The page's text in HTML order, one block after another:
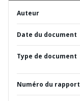
Auteur
Date du document
Type de document
Numéro du rapport